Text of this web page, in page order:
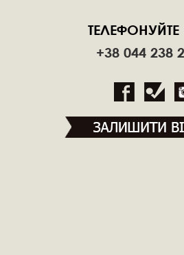
+38 044 238